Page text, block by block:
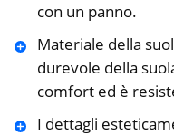
con un panno.
Materiale della
durevole della
comfort ed è
I dettagli